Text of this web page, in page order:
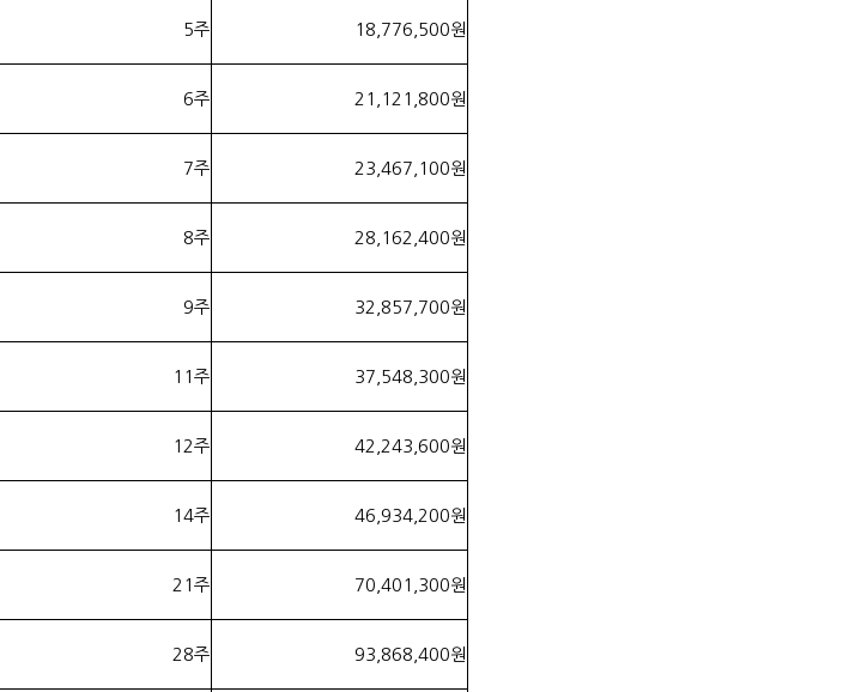
5주 18,776,500원
6주 21,121,800원
7주 23,467,100원
8주 28,162,400원
9주 32,857,700원
11주 37,548,300원
12주 42,243,600원
14주 46,934,200원
21주 70,401,300원
28주 93,868,400원